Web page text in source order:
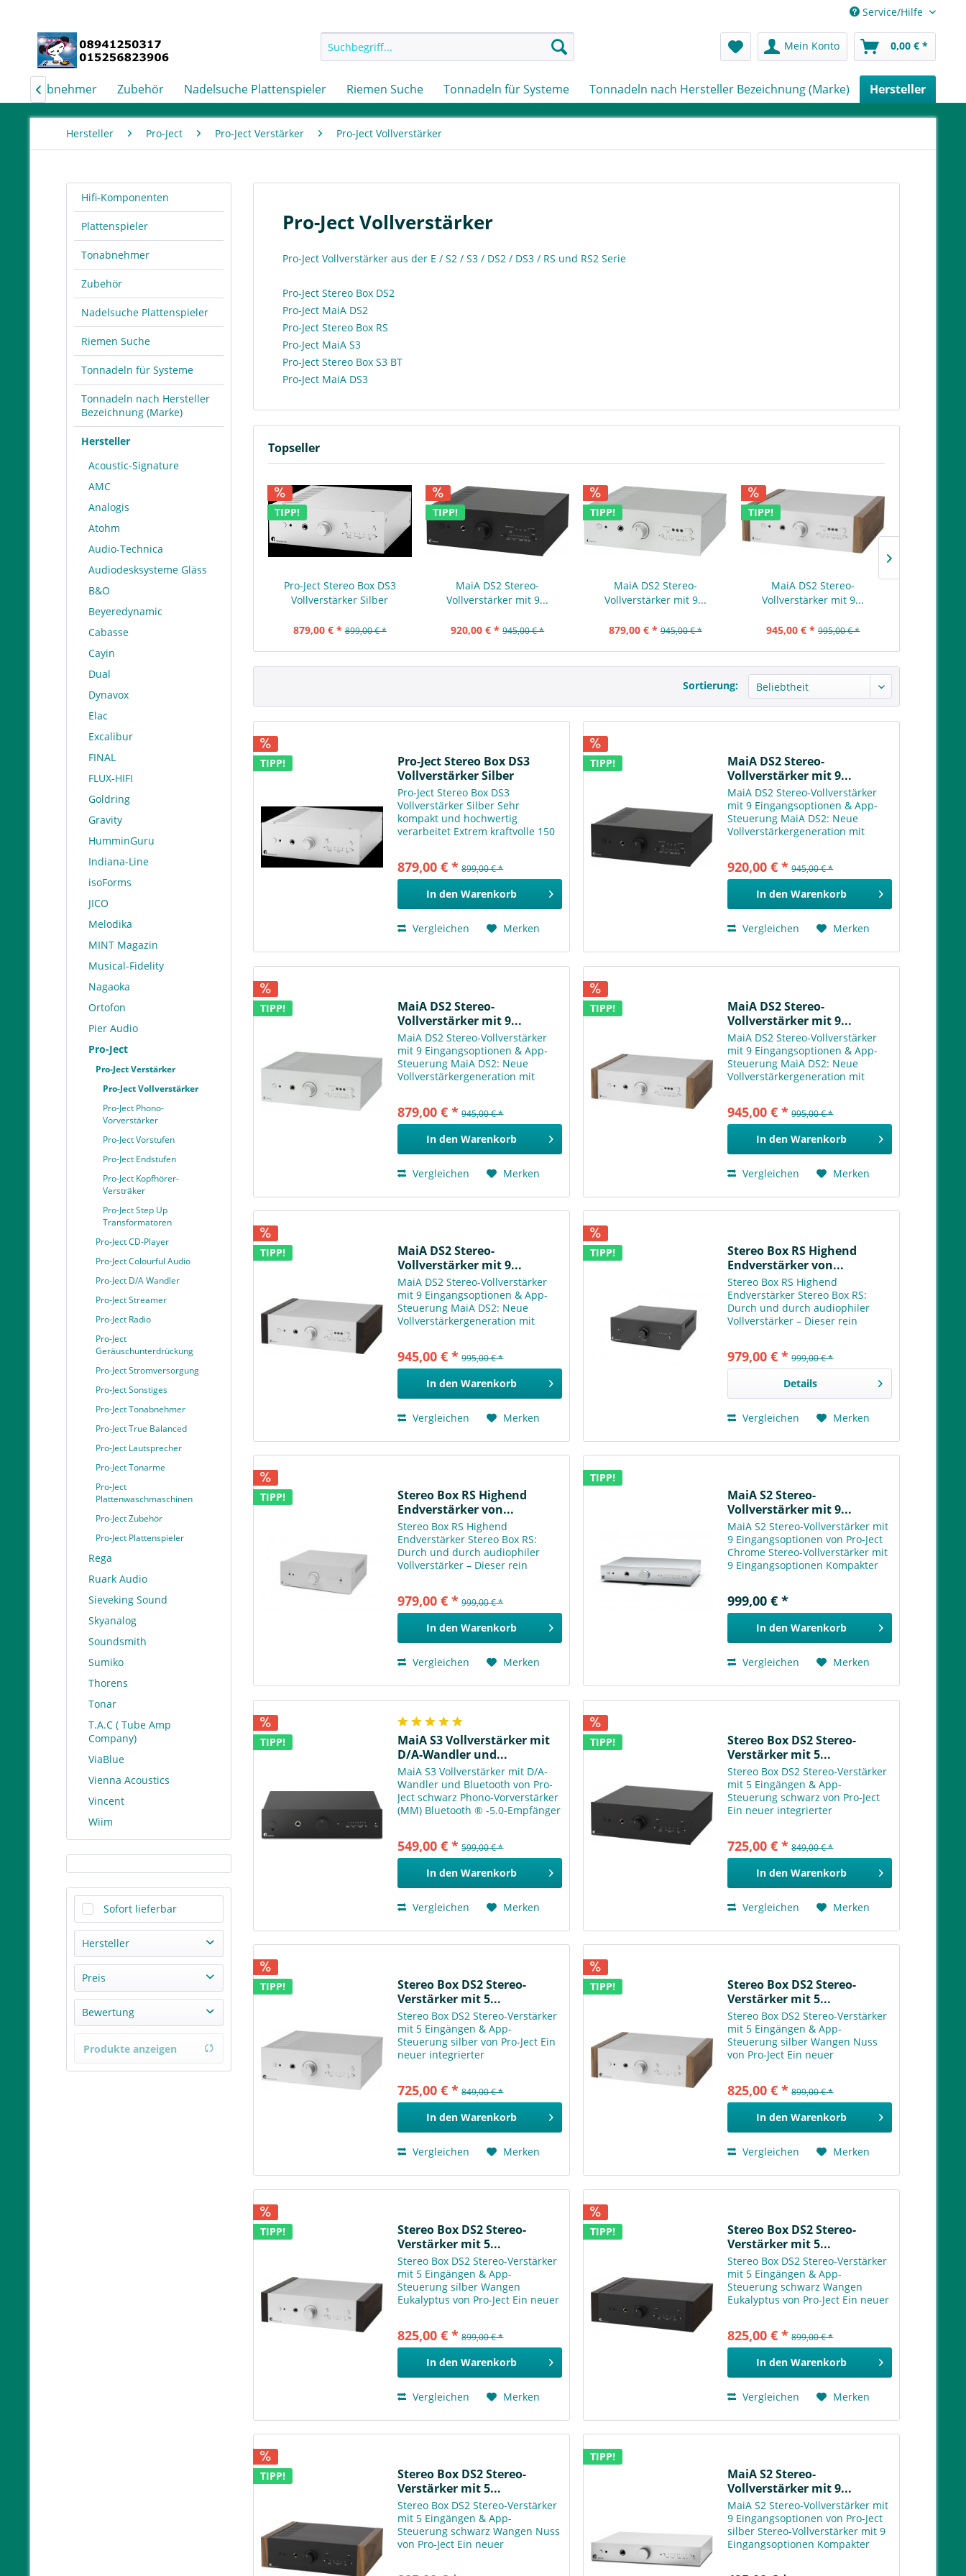
Service/Hilfe
Mein Konto 0,00 € *
Tonabnehmer Zubehör Nadelsuche Plattenspieler Riemen Suche Tonnadeln für Systeme Tonnadeln nach Hersteller Bezeichnung (Marke) Hersteller

Hersteller Pro-Ject Pro-Ject Verstärker Pro-Ject Vollverstärker
Hifi-Komponenten
Plattenspieler
Tonabnehmer
Zubehör
Nadelsuche Plattenspieler
Riemen Suche
Tonnadeln für Systeme
Tonnadeln nach Hersteller
Bezeichnung (Marke)
Hersteller
Acoustic-Signature
AMC
Analogis
Atohm
Audio-Technica
Audiodesksysteme Gläss
B&O
Beyeredynamic
Cabasse
Cayin
Dual
Dynavox
Elac
Excalibur
FINAL
FLUX-HIFI
Goldring
Gravity
HumminGuru
Indiana-Line
isoForms
JICO
Melodika
MINT Magazin
Musical-Fidelity
Nagaoka
Ortofon
Pier Audio
Pro-Ject
Pro-Ject Verstärker
Pro-Ject Vollverstärker
Pro-Ject Phono-
Vorverstärker
Pro-Ject Vorstufen
Pro-Ject Endstufen
Pro-Ject Kopfhörer-
Versträker
Pro-Ject Step Up
Transformatoren
Pro-Ject CD-Player
Pro-Ject Colourful Audio
Pro-Ject D/A Wandler
Pro-Ject Streamer
Pro-Ject Radio
Pro-Ject
Geräuschunterdrückung
Pro-Ject Stromversorgung
Pro-Ject Sonstiges
Pro-Ject Tonabnehmer
Pro-Ject True Balanced
Pro-Ject Lautsprecher
Pro-Ject Tonarme
Pro-Ject
Plattenwaschmaschinen
Pro-Ject Zubehör
Pro-Ject Plattenspieler
Rega
Ruark Audio
Sieveking Sound
Skyanalog
Soundsmith
Sumiko
Thorens
Tonar
T.A.C ( Tube Amp
Company)
ViaBlue
Vienna Acoustics
Vincent
Wiim
Sofort lieferbar
Hersteller
Pro-Ject Audio Systems
Preis
von384,00 €bis
Bewertung
& mehr
& mehr
Produkte anzeigen
Pro-Ject Vollverstärker
Pro-Ject Vollverstärker aus der E / S2 / S3 / DS2 / DS3 / RS und RS2 Serie
Pro-Ject Stereo Box DS2
Pro-Ject MaiA DS2
Pro-Ject Stereo Box RS
Pro-Ject MaiA S3
Pro-Ject Stereo Box S3 BT
Pro-Ject MaiA DS3
Topseller
TIPP!
Pro-Ject Stereo Box DS3
Vollverstärker Silber
879,00 € * 899,00 € *
TIPP!
MaiA DS2 Stereo-
Vollverstärker mit 9...
920,00 € * 945,00 € *
TIPP!
MaiA DS2 Stereo-
Vollverstärker mit 9...
879,00 € * 945,00 € *
TIPP!
MaiA DS2 Stereo-
Vollverstärker mit 9...
945,00 € * 995,00 € *
Sortierung:
TIPP!
Pro-Ject Stereo Box DS3
Vollverstärker Silber
Pro-Ject Stereo Box DS3
Vollverstärker Silber Sehr
kompakt und hochwertig
verarbeitet Extrem kraftvolle 150
Phono-Eingang MM- und MC-
fähig 6,3-mm-Klinkenbuchse für
Kopfhörer...
879,00 € * 899,00 € *
In den Warenkorb
Vergleichen Merken
TIPP!
MaiA DS2 Stereo-
Vollverstärker mit 9...
MaiA DS2 Stereo-Vollverstärker
mit 9 Eingangsoptionen & App-
Steuerung MaiA DS2: Neue
Vollverstärkergeneration mit
Technologie! Dieser kompakte
Vollverstärker setzt auf
hervorragende...
920,00 € * 945,00 € *
In den Warenkorb
Vergleichen Merken
TIPP!
MaiA DS2 Stereo-
Vollverstärker mit 9...
MaiA DS2 Stereo-Vollverstärker
mit 9 Eingangsoptionen & App-
Steuerung MaiA DS2: Neue
Vollverstärkergeneration mit
Technologie! Dieser kompakte
Vollverstärker setzt auf
hervorragende...
879,00 € * 945,00 € *
In den Warenkorb
Vergleichen Merken
TIPP!
MaiA DS2 Stereo-
Vollverstärker mit 9...
MaiA DS2 Stereo-Vollverstärker
mit 9 Eingangsoptionen & App-
Steuerung MaiA DS2: Neue
Vollverstärkergeneration mit
Technologie! Dieser kompakte
Vollverstärker setzt auf
hervorragende...
945,00 € * 995,00 € *
In den Warenkorb
Vergleichen Merken
TIPP!
MaiA DS2 Stereo-
Vollverstärker mit 9...
MaiA DS2 Stereo-Vollverstärker
mit 9 Eingangsoptionen & App-
Steuerung MaiA DS2: Neue
Vollverstärkergeneration mit
Technologie! Dieser kompakte
Vollverstärker setzt auf
hervorragende...
945,00 € * 995,00 € *
In den Warenkorb
Vergleichen Merken
TIPP!
Stereo Box RS Highend
Endverstärker von...
Stereo Box RS Highend
Endverstärker Stereo Box RS:
Durch und durch audiophiler
Vollverstärker – Dieser rein
Prinzips „Weniger ist mehr“. Er
bietet 6 analoge Eingänge, 5
979,00 € * 999,00 € *
Details
Vergleichen Merken
TIPP!
Stereo Box RS Highend
Endverstärker von...
Stereo Box RS Highend
Endverstärker Stereo Box RS:
Durch und durch audiophiler
Vollverstärker – Dieser rein
Prinzips „Weniger ist mehr“. Er
bietet 6 analoge Eingänge, 5
davon...
979,00 € * 999,00 € *
In den Warenkorb
Vergleichen Merken
TIPP!
MaiA S2 Stereo-
Vollverstärker mit 9...
MaiA S2 Stereo-Vollverstärker mit
9 Eingangsoptionen von Pro-Ject
Chrome Stereo-Vollverstärker mit
9 Eingangsoptionen Kompakter
Technologie! Unsere
ursprüngliche MaiA war ein
kleiner...
999,00 € *
In den Warenkorb
Vergleichen Merken
TIPP!
MaiA S3 Vollverstärker mit
D/A-Wandler und...
MaiA S3 Vollverstärker mit D/A-
Wandler und Bluetooth von Pro-
Ject schwarz Phono-Vorverstärker
(MM) Bluetooth ® -5.0-Empfänger
Kopfhörerausgang mit 6,3mm-
Klinke Fernbedienbar
Regelbarer...
549,00 € * 599,00 € *
In den Warenkorb
Vergleichen Merken
TIPP!
Stereo Box DS2 Stereo-
Verstärker mit 5...
Stereo Box DS2 Stereo-Verstärker
mit 5 Eingängen & App-
Steuerung schwarz von Pro-Ject
Ein neuer integrierter
& zukunftssicherer Technologie!
Die Stereo Box DS2 ist eine...
725,00 € * 849,00 € *
In den Warenkorb
Vergleichen Merken
TIPP!
Stereo Box DS2 Stereo-
Verstärker mit 5...
Stereo Box DS2 Stereo-Verstärker
mit 5 Eingängen & App-
Steuerung silber von Pro-Ject Ein
neuer integrierter
& zukunftssicherer Technologie!
Die Stereo Box DS2 ist eine...
725,00 € * 849,00 € *
In den Warenkorb
Vergleichen Merken
TIPP!
Stereo Box DS2 Stereo-
Verstärker mit 5...
Stereo Box DS2 Stereo-Verstärker
mit 5 Eingängen & App-
Steuerung silber Wangen Nuss
von Pro-Ject Ein neuer
& zukunftssicherer Technologie!
Die Stereo Box DS2 ist eine...
825,00 € * 899,00 € *
In den Warenkorb
Vergleichen Merken
TIPP!
Stereo Box DS2 Stereo-
Verstärker mit 5...
Stereo Box DS2 Stereo-Verstärker
mit 5 Eingängen & App-
Steuerung silber Wangen
Eukalyptus von Pro-Ject Ein neuer
& zukunftssicherer Technologie!
Die Stereo Box DS2 ist...
825,00 € * 899,00 € *
In den Warenkorb
Vergleichen Merken
TIPP!
Stereo Box DS2 Stereo-
Verstärker mit 5...
Stereo Box DS2 Stereo-Verstärker
mit 5 Eingängen & App-
Steuerung schwarz Wangen
Eukalyptus von Pro-Ject Ein neuer
& zukunftssicherer Technologie!
Die Stereo Box DS2 ist...
825,00 € * 899,00 € *
In den Warenkorb
Vergleichen Merken
TIPP!
Stereo Box DS2 Stereo-
Verstärker mit 5...
Stereo Box DS2 Stereo-Verstärker
mit 5 Eingängen & App-
Steuerung schwarz Wangen Nuss
von Pro-Ject Ein neuer
TIPP!
MaiA S2 Stereo-
Vollverstärker mit 9...
MaiA S2 Stereo-Vollverstärker mit
9 Eingangsoptionen von Pro-Ject
silber Stereo-Vollverstärker mit 9
Eingangsoptionen Kompakter